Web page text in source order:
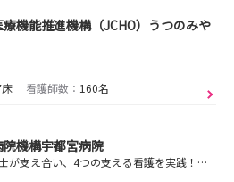
機能推進機構（JCHO）うつのみや
看護師数： 160名
院機構宇都宮病院
職員同士が支え合い、4つの支える看護を実践！ 地域医療の未来を支えていきます!!